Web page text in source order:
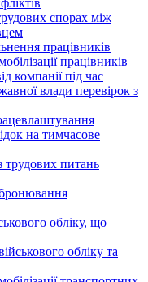
спорах між
працівників
працівників
компанії під час
влади перевірок з
на тимчасове
трудових питань
обліку, що
обліку та